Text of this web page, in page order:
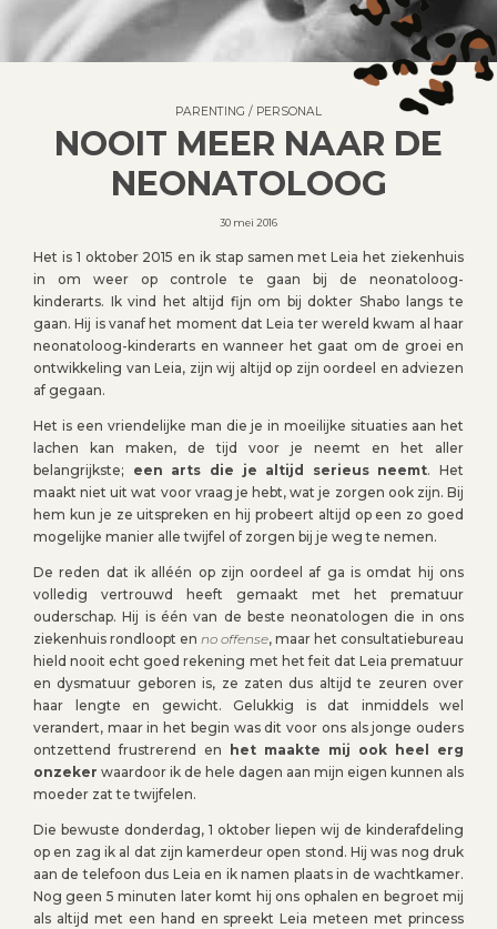
PARENTING / PERSONAL
NOOIT MEER NAAR DE
NEONATOLOOG
30 mei 2016
Het is 1 oktober 2015 en ik stap samen met Leia het ziekenhuis
in om weer op controle te gaan bij de neonatoloog-
kinderarts. Ik vind het altijd fijn om bij dokter Shabo langs te
gaan. Hij is vanaf het moment dat Leia ter wereld kwam al haar
neonatoloog-kinderarts en wanneer het gaat om de groei en
ontwikkeling van Leia, zijn wij altijd op zijn oordeel en adviezen
af gegaan.
Het is een vriendelijke man die je in moeilijke situaties aan het
lachen kan maken, de tijd voor je neemt en het aller
belangrijkste; een arts die je altijd serieus neemt. Het
maakt niet uit wat voor vraag je hebt, wat je zorgen ook zijn. Bij
hem kun je ze uitspreken en hij probeert altijd op een zo goed
mogelijke manier alle twijfel of zorgen bij je weg te nemen.
De reden dat ik alléén op zijn oordeel af ga is omdat hij ons
volledig vertrouwd heeft gemaakt met het prematuur
ouderschap. Hij is één van de beste neonatologen die in ons
ziekenhuis rondloopt en no offense, maar het consultatiebureau
hield nooit echt goed rekening met het feit dat Leia prematuur
en dysmatuur geboren is, ze zaten dus altijd te zeuren over
haar lengte en gewicht. Gelukkig is dat inmiddels wel
verandert, maar in het begin was dit voor ons als jonge ouders
ontzettend frustrerend en
het maakte mij ook heel erg
onzeker waardoor ik de hele dagen aan mijn eigen kunnen als
moeder zat te twijfelen.
Die bewuste donderdag, 1 oktober liepen wij de kinderafdeling
op en zag ik al dat zijn kamerdeur open stond. Hij was nog druk
aan de telefoon dus Leia en ik namen plaats in de wachtkamer.
Nog geen 5 minuten later komt hij ons ophalen en begroet mij
als altijd met een hand en spreekt Leia meteen met princess